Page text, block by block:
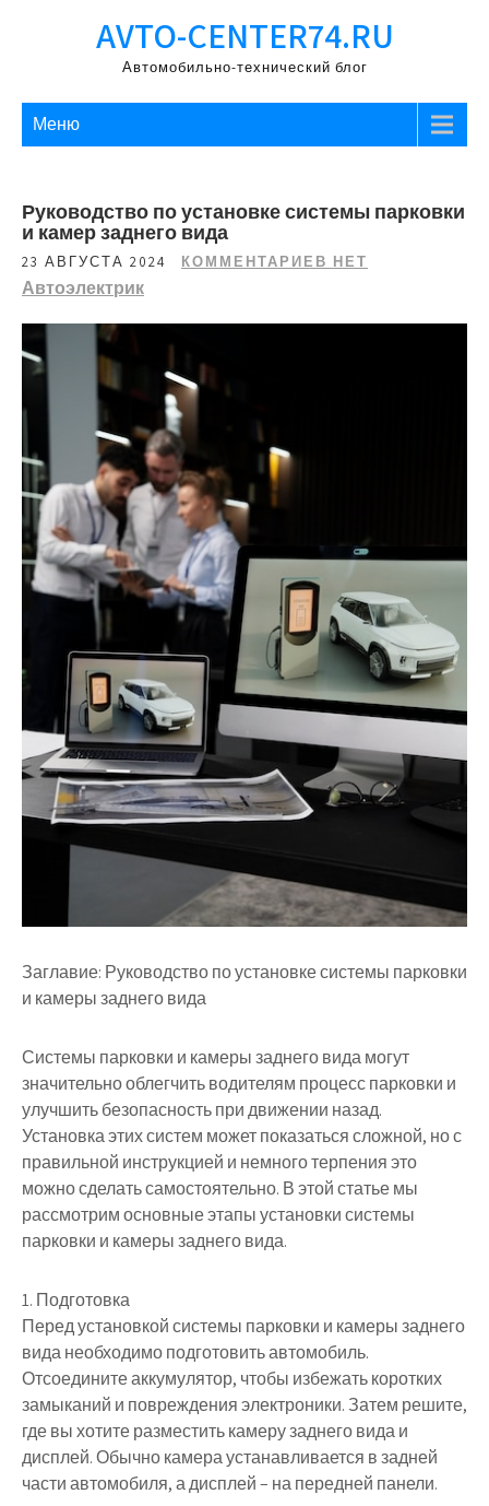
AVTO-CENTER74.RU
Автомобильно-технический блог
Меню
Руководство по установке системы парковки
и камер заднего вида
23 АВГУСТА 2024 КОММЕНТАРИЕВ НЕТ
Автоэлектрик
Заглавие: Руководство по установке системы парковки
и камеры заднего вида
Системы парковки и камеры заднего вида могут
значительно облегчить водителям процесс парковки и
улучшить безопасность при движении назад.
Установка этих систем может показаться сложной, но с
правильной инструкцией и немного терпения это
можно сделать самостоятельно. В этой статье мы
рассмотрим основные этапы установки системы
парковки и камеры заднего вида.
1. Подготовка
Перед установкой системы парковки и камеры заднего
вида необходимо подготовить автомобиль.
Отсоедините аккумулятор, чтобы избежать коротких
замыканий и повреждения электроники. Затем решите,
где вы хотите разместить камеру заднего вида и
дисплей. Обычно камера устанавливается в задней
части автомобиля, а дисплей – на передней панели.